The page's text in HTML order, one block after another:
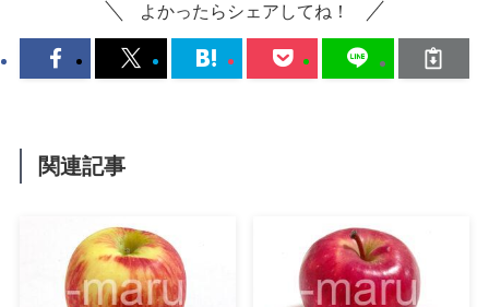
よかったらシェアしてね！
関連記事